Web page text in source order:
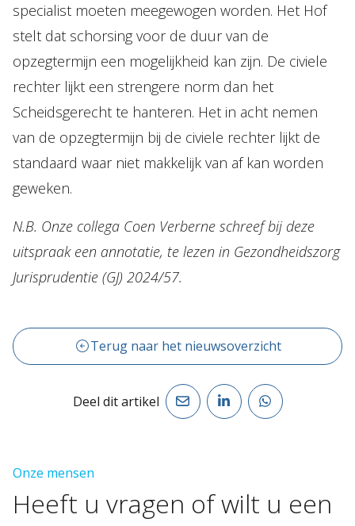
specialist moeten meegewogen worden. Het Hof
stelt dat schorsing voor de duur van de
opzegtermijn een mogelijkheid kan zijn. De civiele
rechter lijkt een strengere norm dan het
Scheidsgerecht te hanteren. Het in acht nemen
van de opzegtermijn bij de civiele rechter lijkt de
standaard waar niet makkelijk van af kan worden
geweken.
N.B. Onze collega Coen Verberne schreef bij deze
uitspraak een annotatie, te lezen in Gezondheidszorg
Jurisprudentie (GJ) 2024/57.
Terug naar het nieuwsoverzicht
Deel dit artikel
Onze mensen
Heeft u vragen ofwilt u een